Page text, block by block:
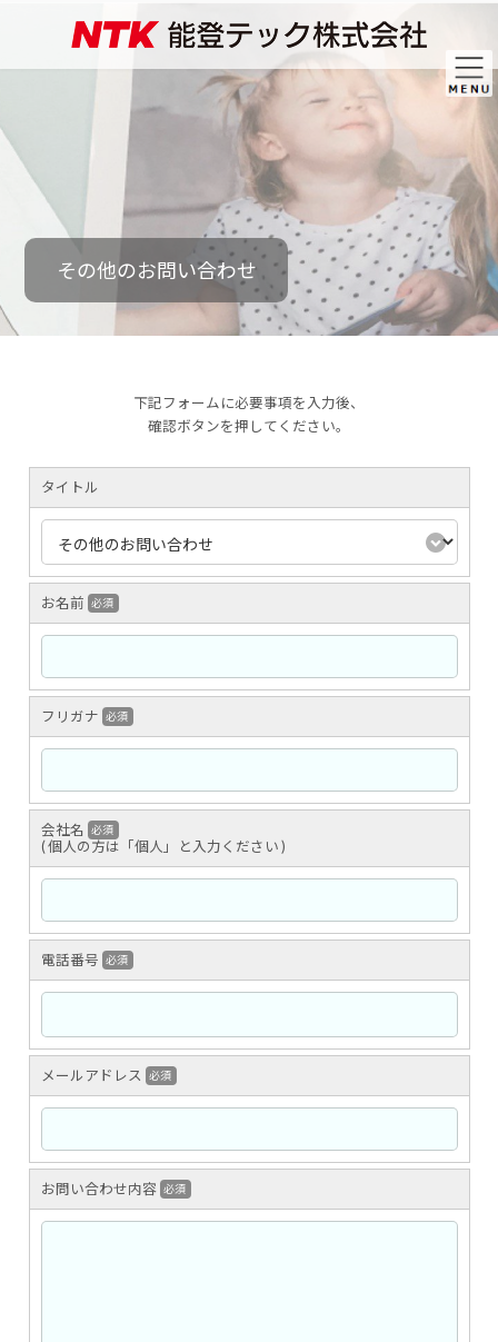
ス
ン
その他のお問い合わせ
下記フォームに必要事項を入力後、
確認ボタンを押してください。
タイトル
お名前 必須
フリガナ 必須
会社名 必須
( 個人の方は「個人」と 入力ください )
電話番号 必須
メールアドレス 必須
お問い合わせ内容 必須